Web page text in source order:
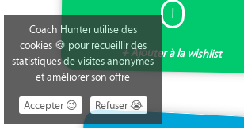
I
+ Ajouter à la wishlist
Coach Hunter utilise des
cookies 🍪 pour recueillir des
statistiques de visites anonymes
et améliorer son offre
Accepter 😉
Refuser 😭